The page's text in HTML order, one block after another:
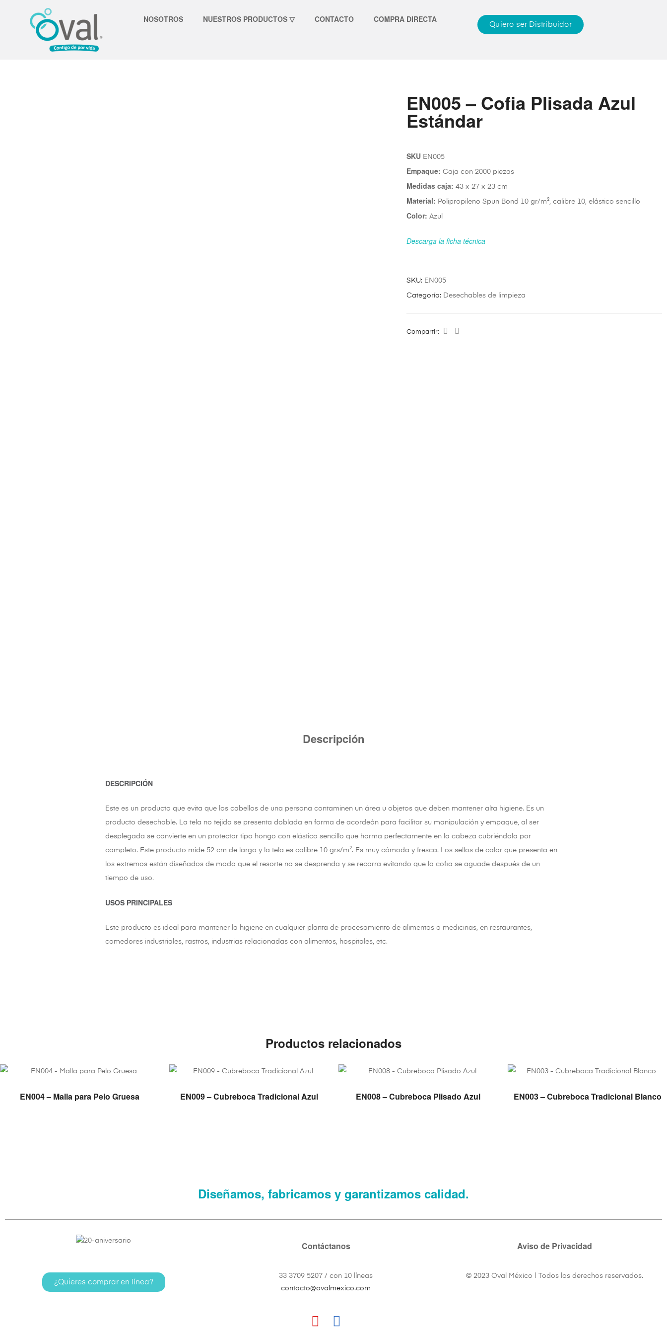
NOSOTROS NUESTROS PRODUCTOS ▽ CONTACTO COMPRA DIRECTA
Quiero ser Distribuidor
EN005 – Cofia Plisada Azul
Estándar
SKU EN005
Empaque: Caja con 2000 piezas
Medidas caja: 43 x 27 x 23 cm
Material: Polipropileno Spun Bond 10 gr/m², calibre 10, elástico sencillo
Color: Azul
Descarga la ficha técnica
SKU: EN005
Categoría: Desechables de limpieza
Compartir:
Descripción
DESCRIPCIÓN
Este es un producto que evita que los cabellos de una persona contaminen un área u objetos que deben mantener alta higiene. Es un
producto desechable. La tela no tejida se presenta doblada en forma de acordeón para facilitar su manipulación y empaque, al ser
desplegada se convierte en un protector tipo hongo con elástico sencillo que horma perfectamente en la cabeza cubriéndola por
completo. Este producto mide 52 cm de largo y la tela es calibre 10 grs/m². Es muy cómoda y fresca. Los sellos de calor que presenta en
los extremos están diseñados de modo que el resorte no se desprenda y se recorra evitando que la cofia se aguade después de un
tiempo de uso.
USOS PRINCIPALES
Este producto es ideal para mantener la higiene en cualquier planta de procesamiento de alimentos o medicinas, en restaurantes,
comedores industriales, rastros, industrias relacionadas con alimentos, hospitales, etc.
Productos relacionados
VER PRODUCTO
EN004 – Malla para Pelo Gruesa VER PRODUCTO
EN009 – Cubreboca Tradicional Azul VER PRODUCTO
EN008 – Cubreboca Plisado Azul VER PRODUCTO
EN003 – Cubreboca Tradicional Blanco
Diseñamos, fabricamos y garantizamos calidad.
¿Quieres comprar en línea?
Contáctanos
33 3709 5207 / con 10 líneas
contacto@ovalmexico.com
Aviso de Privacidad
© 2023 Oval México | Todos los derechos reservados.